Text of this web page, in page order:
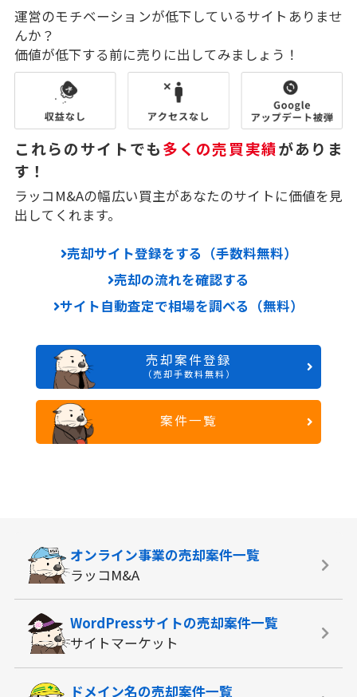
運営のモチベーションが低下しているサイトありませ
んか？
価値が低下する前に売りに出してみましょう！
これらのサイトでも多くの売買実績がありま
す！
ラッコM&Aの幅広い買主があなたのサイトに価値を見
出してくれます。
売却サイト登録をする（手数料無料）
売却の流れを確認する
サイト自動査定で相場を調べる（無料）
売却案件登録
（売却手数料無料）
案件一覧
オンライン事業の売却案件一覧
ラッコM&A
WordPressサイトの売却案件一覧
サイトマーケット
ドメイン名の売却案件一覧